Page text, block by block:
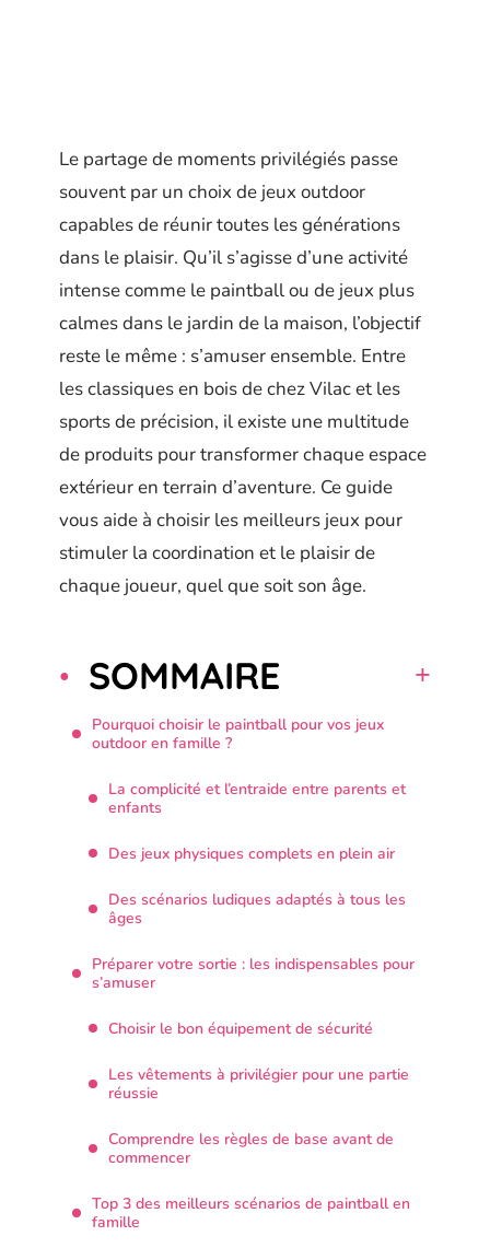
Le partage de moments privilégiés passe
souvent par un choix de jeux outdoor
capables de réunir toutes les générations
dans le plaisir. Qu’il s’agisse d’une activité
intense comme le paintball ou de jeux plus
calmes dans le jardin de la maison, l’objectif
reste le même : s’amuser ensemble. Entre
les classiques en bois de chez Vilac et les
sports de précision, il existe une multitude
de produits pour transformer chaque espace
extérieur en terrain d’aventure. Ce guide
vous aide à choisir les meilleurs jeux pour
stimuler la coordination et le plaisir de
chaque joueur, quel que soit son âge.
SOMMAIRE
Pourquoi choisir le paintball pour vos jeux
outdoor en famille ?
La complicité et l’entraide entre parents et
enfants
Des jeux physiques complets en plein air
Des scénarios ludiques adaptés à tous les
âges
Préparer votre sortie : les indispensables pour
s’amuser
Choisir le bon équipement de sécurité
Les vêtements à privilégier pour une partie
réussie
Comprendre les règles de base avant de
commencer
Top 3 des meilleurs scénarios de paintball en
famille